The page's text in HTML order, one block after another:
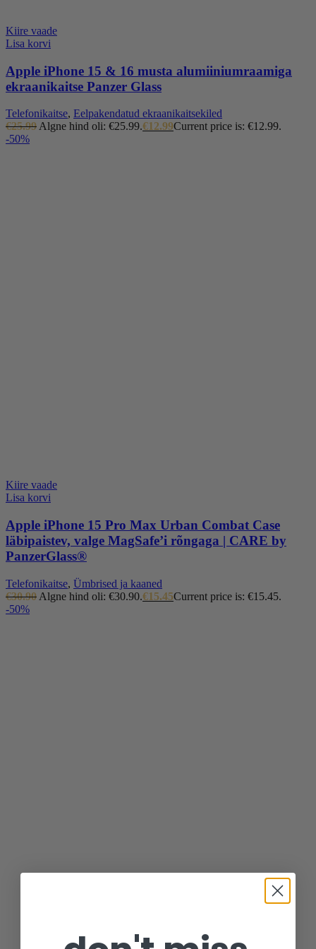
Kiire vaade
Lisa korvi
Apple iPhone 15 & 16 musta alumiiniumraamiga
ekraanikaitse Panzer Glass
Telefonikaitse, Eelpakendatud ekraanikaitsekiled
€25.99Algne hind oli: €25.99.€12.99Current price is: €12.99.
-50%
Kiire vaade
Lisa korvi
Apple iPhone 15 Pro Max Urban Combat Case
läbipaistev, valge MagSafe’i rõngaga | CARE by
PanzerGlass®
Telefonikaitse, Ümbrised ja kaaned
€30.90 Algne hind oli: €30.90.€15.45Current price is: €15.45.
-50%